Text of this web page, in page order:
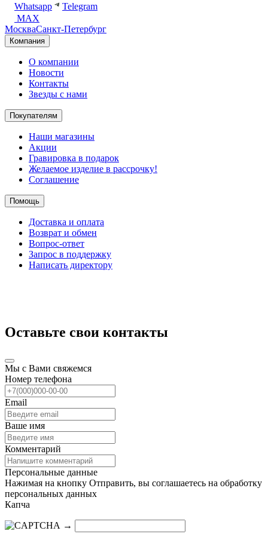
Whatsapp
Telegram
MAX
МоскваСанкт-Петербург
Компания
О компании
Новости
Контакты
Звезды с нами
Покупателям
Наши магазины
Акции
Гравировка в подарок
Желаемое изделие в рассрочку!
Соглашение
Помощь
Доставка и оплата
Возврат и обмен
Вопрос-ответ
Запрос в поддержку
Написать директору
Оставьте свои контакты
Мы с Вами свяжемся
Номер телефона
Email
Ваше имя
Комментарий
Персональные данные
Нажимая на кнопку Отправить, вы соглашаетесь на обработку
персональных данных
Капча
→